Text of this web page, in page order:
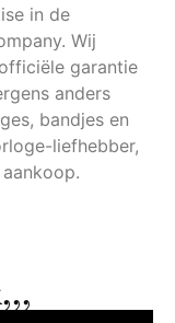
in de
Wij
garantie
anders
bandjes en
liefhebber,